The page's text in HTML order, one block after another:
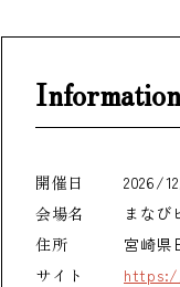
Information
開催日
2026/
会場名
まなび
住所
宮崎県
サイト